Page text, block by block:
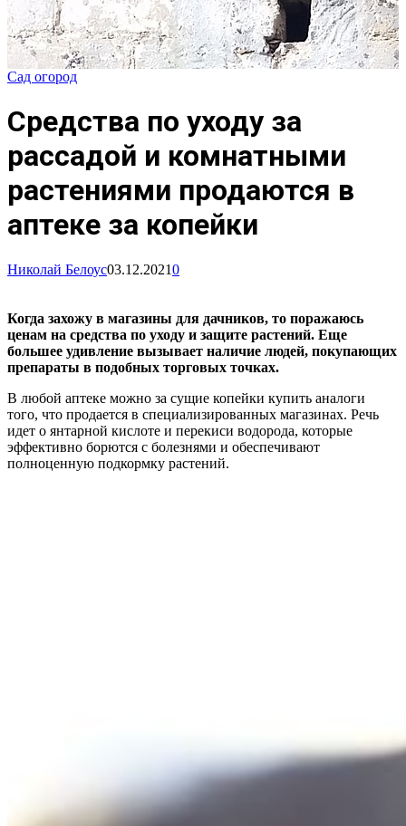
Сад огород
Средства по уходу за
рассадой и комнатными
растениями продаются в
аптеке за копейки
Николай Белоус03.12.20210
Когда захожу в магазины для дачников, то поражаюсь
ценам на средства по уходу и защите растений. Еще
большее удивление вызывает наличие людей, покупающих
препараты в подобных торговых точках.
В любой аптеке можно за сущие копейки купить аналоги
того, что продается в специализированных магазинах. Речь
идет о янтарной кислоте и перекиси водорода, которые
эффективно борются с болезнями и обеспечивают
полноценную подкормку растений.